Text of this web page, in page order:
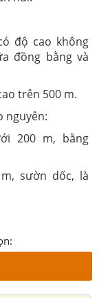
độ cao không
đồng bằng và
trên 500 m.
nguyên:
200 m, bằng
sườn dốc, là